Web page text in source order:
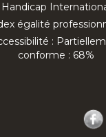
Handicap
égalité
:
conforme : 68%